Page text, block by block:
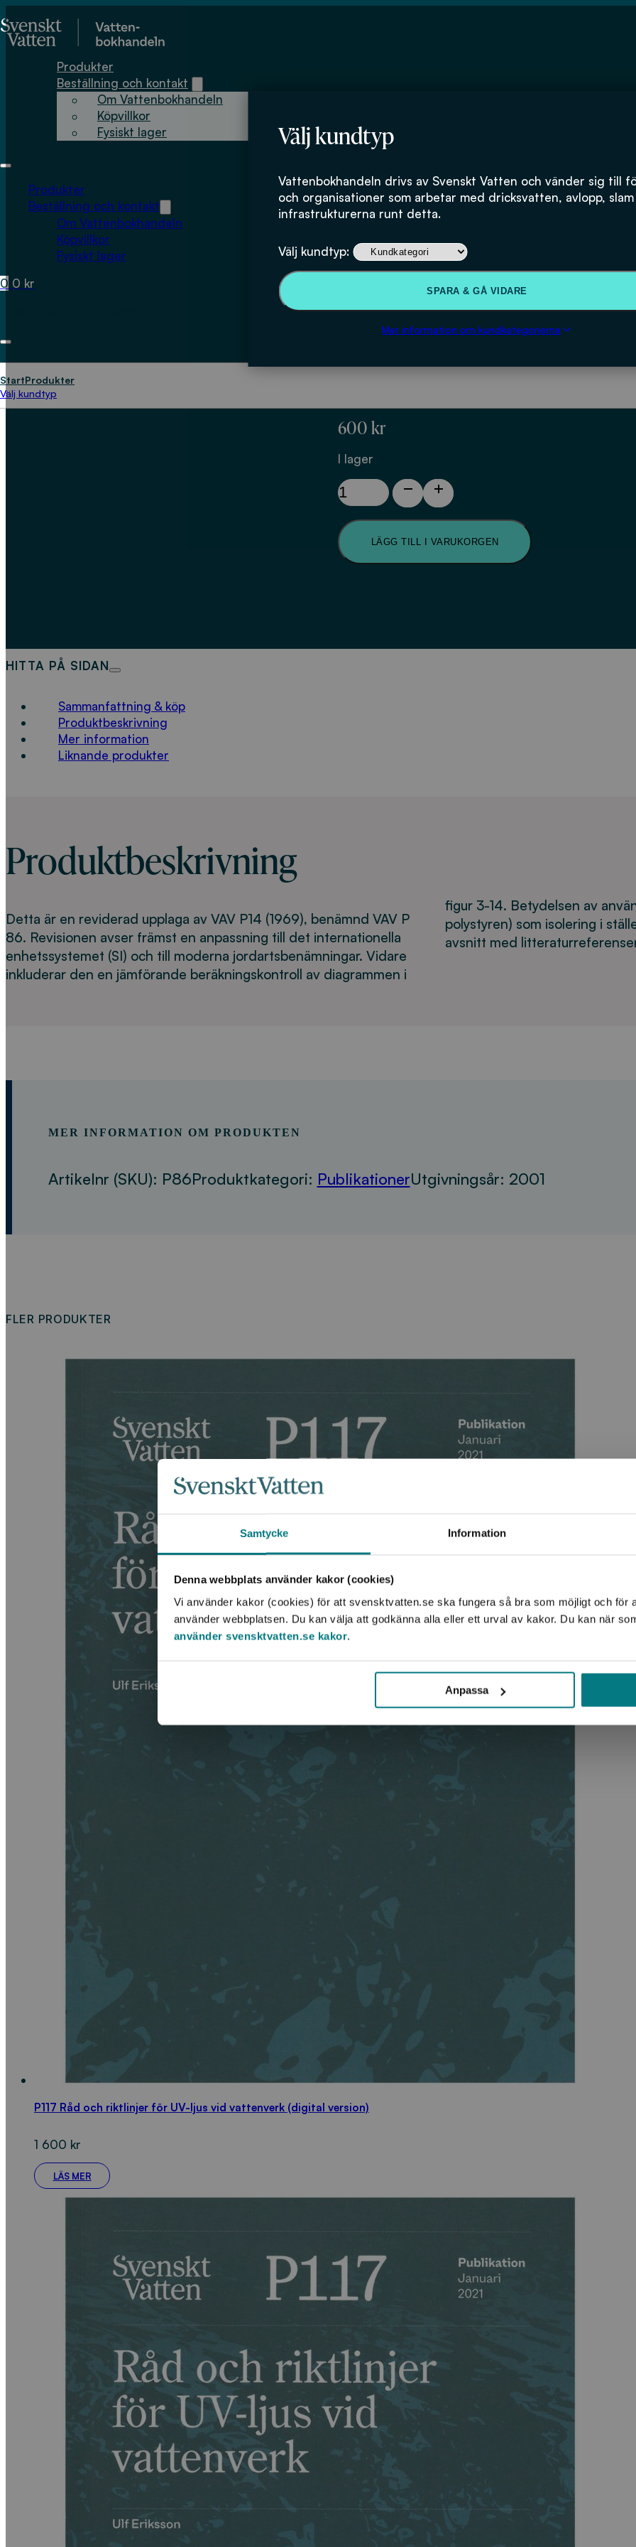
Samtycke Information
Denna webbplats använder kakor (cookies)
Vi använder kakor (cookies) för att svensktvatten.se ska fungera så bra som möjligt och för
använder webbplatsen. Du kan välja att godkänna alla eller ett urval av kakor. Du kan när
använder svensktvatten.se kakor.
Anpassa
Välj kundtyp
Vattenbokhandeln drivs av Svenskt Vatten och vänder sig till
och organisationer som arbetar med dricksvatten, avlopp,
infrastrukturerna runt detta.
Välj kundtyp:
SPARA & GÅ VIDARE
Mer information om kundkategorierna
Produkter
Beställning och kontakt
Om Vattenbokhandeln
Köpvillkor
Fysiskt lager
Produkter
Beställning och kontakt
Om Vattenbokhandeln
Köpvillkor
Fysiskt lager
0 0 kr
StartProdukter
Välj kundtyp
Läggningsdjup
ledningar i jord
till tjäle. VAV
600kr
I lager
Läggningsdjup
för
VA-
ledningar
i
VAV
LÄGG TILL I VARUKORGEN
HITTA PÅ SIDAN
Sammanfattning & köp
Produktbeskrivning
Mer information
Liknande produkter
Produktbeskrivning
Detta är en reviderad upplaga av VAV P14 (1969), benämnd VAV P
86. Revisionen avser främst en anpassning till det internationella
enhetssystemet (SI) och till moderna jordartsbenämningar. Vidare
inkluderar den en jämförande beräkningskontroll av diagrammen i
figur 3-14. Betydelsen av
polystyren) som isolering i
avsnitt med
MER INFORMATION OM PRODUKTEN
Artikelnr (SKU): P86Produktkategori: PublikationerUtgivningsår: 2001
FLER PRODUKTER
P117 Råd och riktlinjer för UV-ljus vid vattenverk (digital version)
1 600 kr
LÄS MER